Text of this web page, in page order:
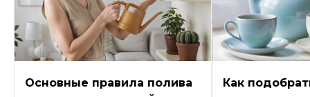
Основные правила полива
Как